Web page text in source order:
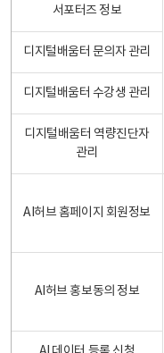
서포터즈 정보
디지털배움터 문의자 관리
디지털배움터 수강생 관리
디지털배움터 역량진단자
관리
AI허브 홈페이지 회원정보
AI허브 홍보동의 정보